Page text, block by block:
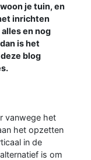
je tuin, en
inrichten
en nog
is het
blog
vanwege het
het opzetten
in de
is om